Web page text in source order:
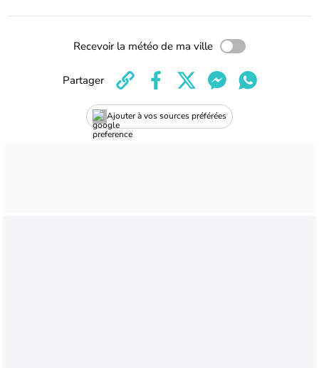
Recevoir la météo de ma ville
Ajouter à vos sources préférées
Partager